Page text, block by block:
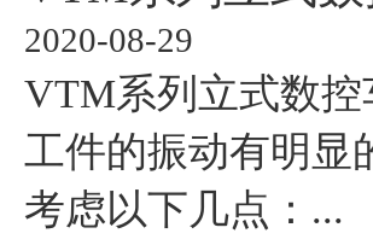
2020-08-29
VTM系列立式数
工件的振动有明显
考虑以下几点：...